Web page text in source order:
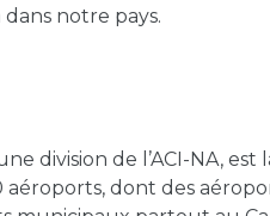
notre pays.
division de l’ACI-NA,
dont des